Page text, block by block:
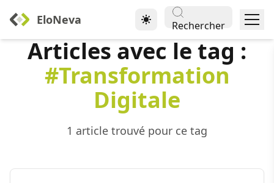
EloNeva Rechercher
Articles avec le tag :
#Transformation
Digitale
1 article trouvé pour ce tag